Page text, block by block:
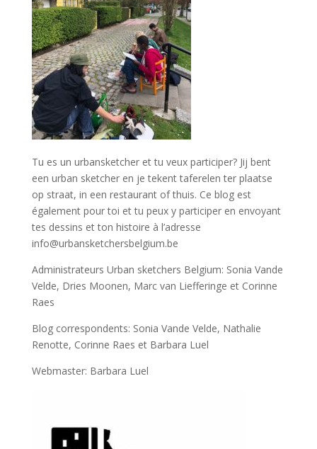
Tu es un urbansketcher et tu veux participer? Jij bent
een urban sketcher en je tekent taferelen ter plaatse
op straat, in een restaurant of thuis. Ce blog est
également pour toi et tu peux y participer en envoyant
tes dessins et ton histoire à l’adresse
info@urbansketchersbelgium.be
Administrateurs Urban sketchers Belgium: Sonia Vande
Velde, Dries Moonen, Marc van Liefferinge et Corinne
Raes
Blog correspondents: Sonia Vande Velde, Nathalie
Renotte, Corinne Raes et Barbara Luel
Webmaster: Barbara Luel